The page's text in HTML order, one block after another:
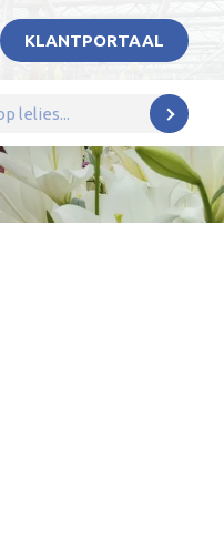
KLANTPORTAAL